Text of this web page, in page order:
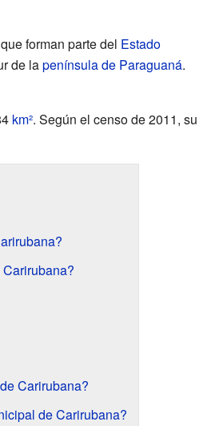
forman parte del Estado
de lapenínsula de Paraguaná.
km². Según el censo de 2011, su
Carirubana?
de Carirubana?